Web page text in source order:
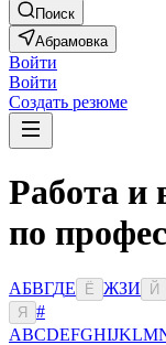
Поиск
Абрамовка
Войти
Войти
Создать резюме
Работа и
по
АБВГДЕ Ё ЖЗИ Й
Я
#
ABCDEFGHIJKLM